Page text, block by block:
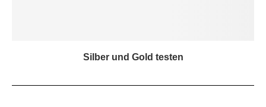
Silber und Gold testen